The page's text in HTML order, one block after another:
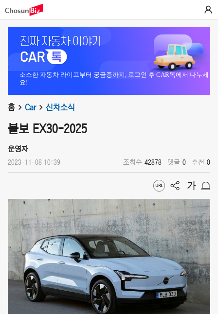
소소한 자동차 라이프부터 궁금증까지, 로그인 후 CAR톡에서 나누세
요!
홈 Car 신차소식
볼보 EX30-2025
운영자
2023-11-08 10:39 조회수 42878 댓글 0 추천 0